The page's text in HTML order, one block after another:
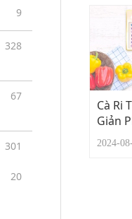
9
328
67
301
20
Cà Ri
Giản
2024-